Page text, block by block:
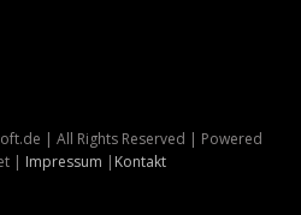
| All Rights Reserved | Powered
| Impressum | Kontakt